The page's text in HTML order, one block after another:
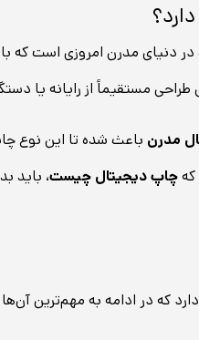
دنیای مدرن امروزی است که
مستقیماً از رایانه یا
مدرن باعث شده تا این نوع
چاپ دیجیتال چیست، باید
که در ادامه به مهم‌ترین